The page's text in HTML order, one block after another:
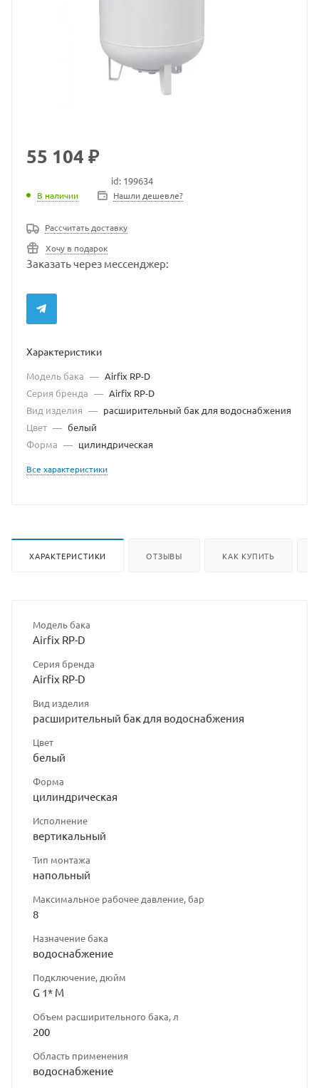
55 104 ₽
id: 199634
В наличии Нашли дешевле?
Рассчитать доставку
Хочу в подарок
Заказать через мессенджер:
Характеристики
Модель бака — Airfix RP-D
Серия бренда — Airfix RP-D
Вид изделия — расширительный бак для водоснабжения
Цвет — белый
Форма — цилиндрическая
Все характеристики
ХАРАКТЕРИСТИКИ ОТЗЫВЫ КАК КУПИТЬ
Модель бака
Airfix RP-D
Серия бренда
Airfix RP-D
Вид изделия
расширительный бак для водоснабжения
Цвет
белый
Форма
цилиндрическая
Исполнение
вертикальный
Тип монтажа
напольный
Максимальное рабочее давление, бар
8
Назначение бака
водоснабжение
Подключение, дюйм
G 1* M
Объем расширительного бака, л
200
Область применения
водоснабжение